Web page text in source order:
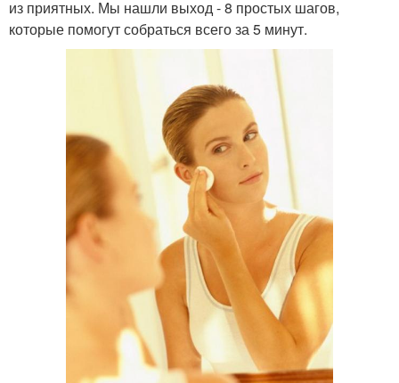
из приятных. Мы нашли выход - 8 простых шагов,
которые помогут собраться всего за 5 минут.